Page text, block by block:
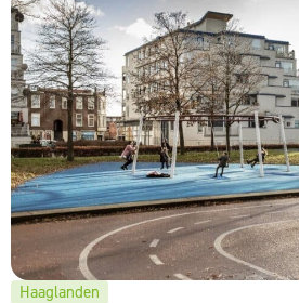
Haaglanden